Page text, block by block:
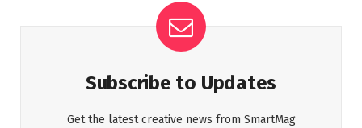
Subscribe to Updates
Get the latest creative news from SmartMag